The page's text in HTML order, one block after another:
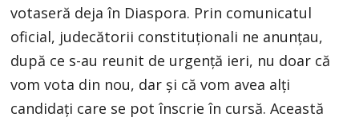
votaseră deja în Diaspora. Prin comunicatul
oficial, judecătorii constituţionali ne anunţau,
după ce s-au reunit de urgenţă ieri, nu doar că
vom vota din nou, dar şi că vom avea alţi
candidaţi care se pot înscrie în cursă. Această